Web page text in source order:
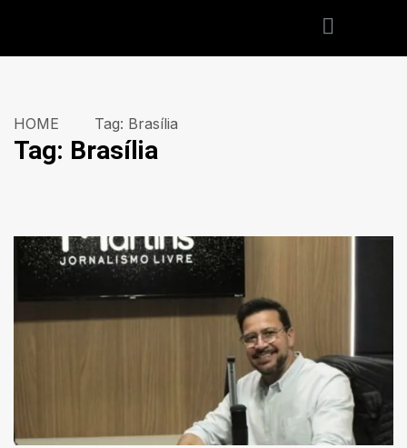
HOME Tag: Brasília
Tag: Brasília